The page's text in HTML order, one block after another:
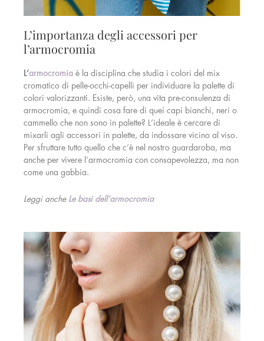
L’importanza degli accessori per
l’armocromia
L’armocromia è la disciplina che studia i colori del mix
cromatico di pelle-occhi-capelli per individuare la palette di
colori valorizzanti. Esiste, però, una vita pre-consulenza di
armocromia, e quindi cosa fare di quei capi bianchi, neri o
cammello che non sono in palette? L’ideale è cercare di
mixarli agli accessori in palette, da indossare vicino al viso.
Per sfruttare tutto quello che c’è nel nostro guardaroba, ma
anche per vivere l’armocromia con consapevolezza, ma non
come una gabbia.
Leggi anche Le basi dell’armocromia